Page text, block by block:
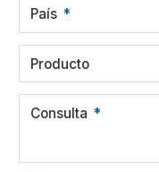
País
Producto
Consulta